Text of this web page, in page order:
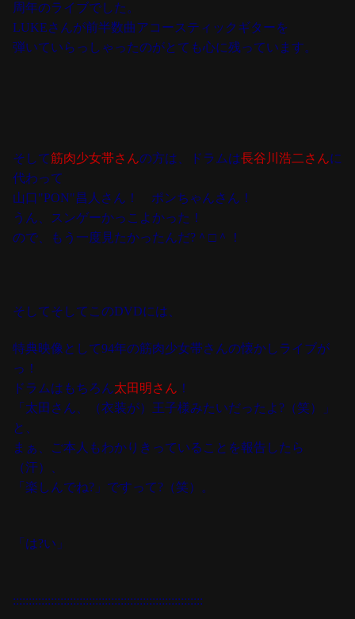
周年のライブでした。
LUKEさんが前半数曲アコースティックギターを
弾いていらっしゃったのがとても心に残っています。
そして筋肉少女帯さんの方は、ドラムは長谷川浩二さんに
代わって
山口"PON"昌人さん！ ポンちゃんさん！
うん、スンゲーかっこよかった！
ので、もう一度見たかったんだ?＾□＾！
そしてそしてこのDVDには、
特典映像として94年の筋肉少女帯さんの懐かしライブが
っ！
ドラムはもちろん太田明さん ！
「太田さん、（衣装が）王子様みたいだったよ?（笑）」
と、
まぁ、ご本人もわかりきっていることを報告したら
（汗）、
「楽しんでね?」ですって?（笑）。
「は?い」
::::::::::::::::::::::::::::::::::::::::::::::::::::::::::::